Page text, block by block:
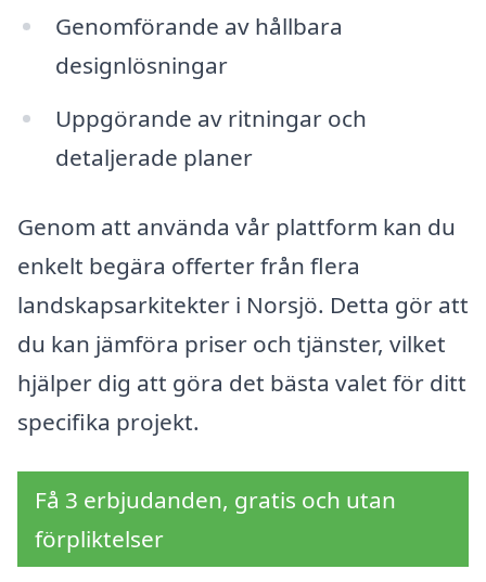
Genomförande av hållbara
designlösningar
Uppgörande av ritningar och
detaljerade planer
Genom att använda vår plattform kan du
enkelt begära offerter från flera
landskapsarkitekter i Norsjö. Detta gör att
du kan jämföra priser och tjänster, vilket
hjälper dig att göra det bästa valet för ditt
specifika projekt.
Få 3 erbjudanden, gratis och utan
förpliktelser